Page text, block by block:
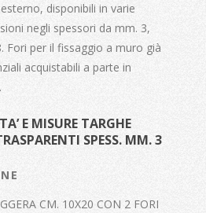
disponibili in varie
negli spessori da mm. 3,
Fori per il fissaggio a muro già
acquistabili a parte in
E MISURE TARGHE
SPESS. MM. 3
CM. 10X20 CON 2 FORI